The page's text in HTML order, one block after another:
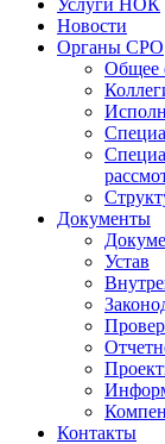
Услуги НОК
Новости
Органы СРО
Общее
Документы
Устав
Контакты